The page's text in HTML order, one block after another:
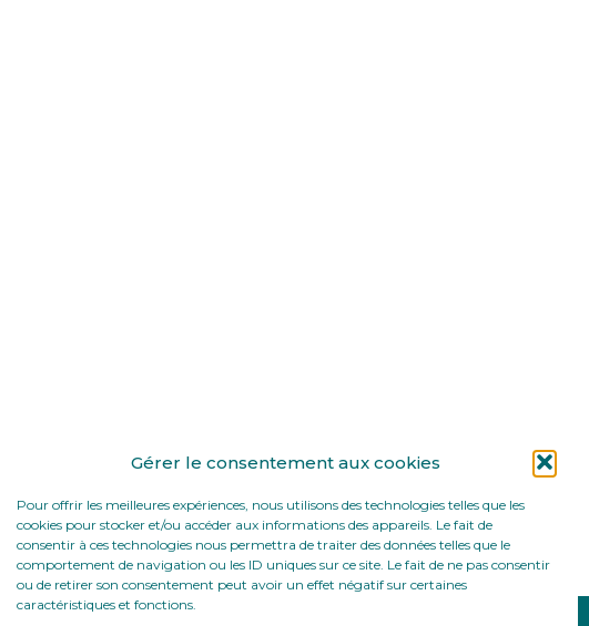
Gérer le consentement aux cookies
Pour offrir les meilleures expériences, nous utilisons des technologies telles que les
cookies pour stocker et/ou accéder aux informations des appareils. Le fait de
consentir à ces technologies nous permettra de traiter des données telles que le
comportement de navigation ou les ID uniques sur ce site. Le fait de ne pas consentir
ou de retirer son consentement peut avoir un effet négatif sur certaines
caractéristiques et fonctions.